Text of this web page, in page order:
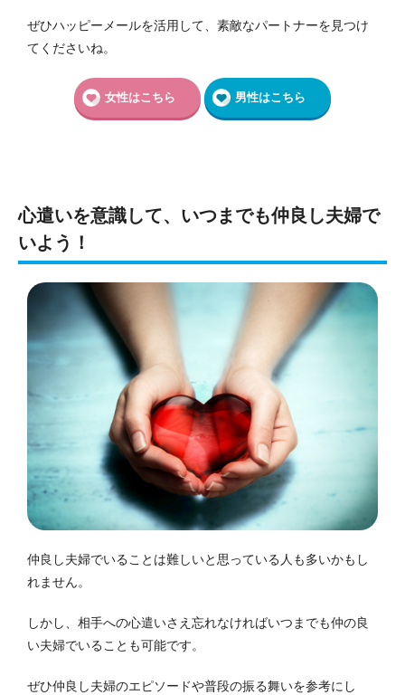
ぜひハッピーメールを活用して、素敵なパートナーを見つけ
てくださいね。
女性はこちら 男性はこちら
心遣いを意識して、 いつまでも仲良し夫婦で
いよう ！
仲良し夫婦でいることは難しいと思っている人も多いかもし
れません。
しかし、相手への心遣いさえ忘れなければいつまでも仲の良
い夫婦でいることも可能です。
ぜひ仲良し夫婦のエピソードや普段の振る舞いを参考にし